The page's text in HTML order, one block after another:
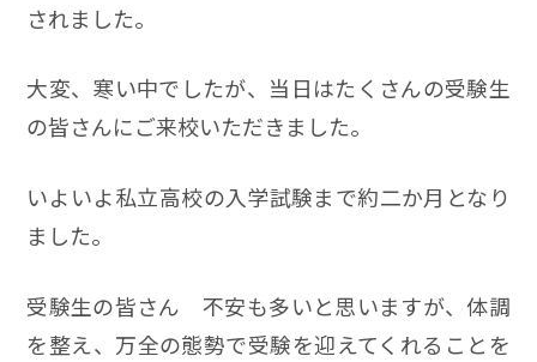
されました。
大変、寒い中でしたが、当日はたくさんの受験生
の皆さんにご来校いただきました。
いよいよ私立高校の入学試験まで約二か月となり
ました。
受験生の皆さん 不安も多いと思いますが、体調
を整え、万全の態勢で受験を迎えてくれることを